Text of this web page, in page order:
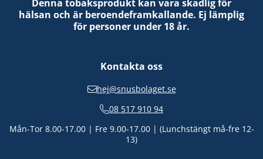
Denna tobaksprodukt kan vara skadlig för
hälsan och är beroendeframkallande. Ej lämplig
för personer under 18 år.
Kontakta oss
hej@snusbolaget.se
08 517 910 94
Mån-Tor 8.00-17.00 | Fre 9.00-17.00 | (Lunchstängt må-fre 12-
13)